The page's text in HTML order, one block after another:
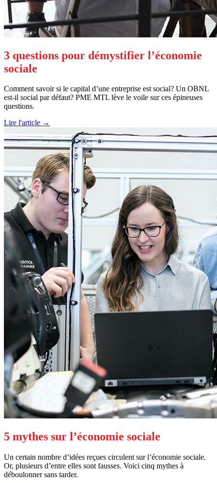
3 questions pour démystifier l’économie
sociale
Comment savoir si le capital d’une entreprise est social? Un OBNL
est-il social par défaut? PME MTL lève le voile sur ces épineuses
questions.
Lire l'article →
5 mythes sur l’économie sociale
Un certain nombre d’idées reçues circulent sur l’économie sociale.
Or, plusieurs d’entre elles sont fausses. Voici cinq mythes à
déboulonner sans tarder.